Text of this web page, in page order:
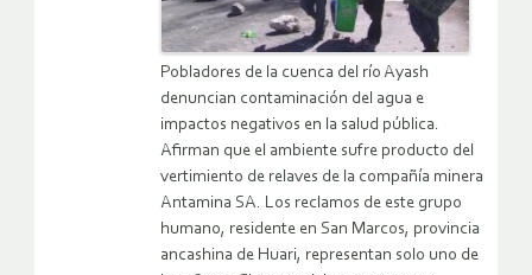
Pobladores de la cuenca del río Ayash
denuncian contaminación del agua e
impactos negativos en la salud pública.
Afirman que el ambiente sufre producto del
vertimiento de relaves de la compañía minera
Antamina SA. Los reclamos de este grupo
humano, residente en San Marcos, provincia
ancashina de Huari, representan solo uno de